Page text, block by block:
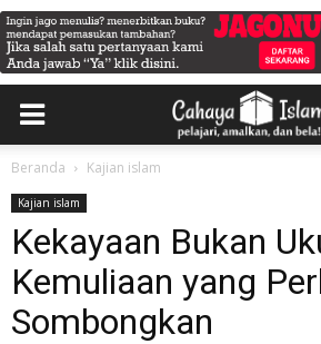
Beranda Kajian islam
Kajian islam
Kekayaan Bukan
Kemuliaan yang
Sombongkan